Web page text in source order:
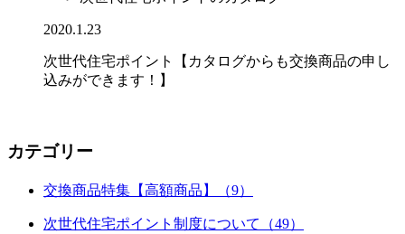
2020.1.23
次世代住宅ポイント【カタログからも交換商品の申し
込みができます！】
カテゴリー
交換商品特集【高額商品】（9）
次世代住宅ポイント制度について（49）